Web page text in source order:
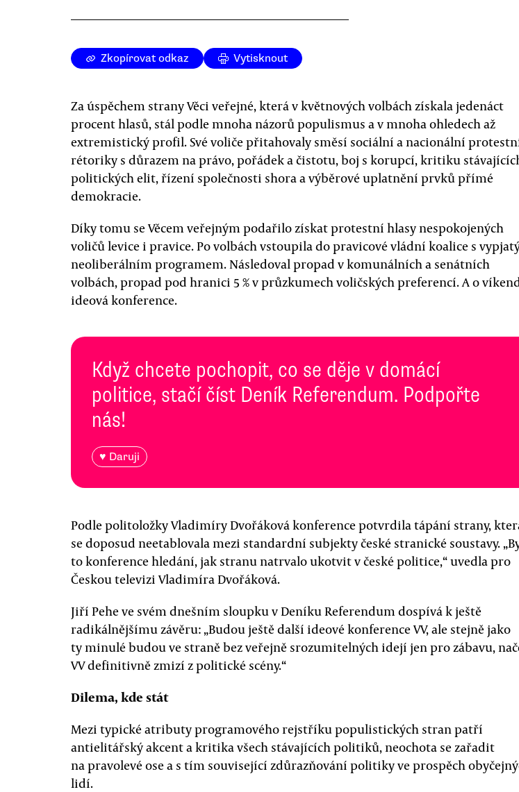
Zkopírovat odkaz Vytisknout
Za úspěchem strany Věci veřejné, která v květnových volbách získala jedenáct
procent hlasů, stál podle mnoha názorů populismus a v mnoha ohledech až
extremistický profil. Své voliče přitahovaly směsí sociální a nacionální
rétoriky s důrazem na právo, pořádek a čistotu, boj s korupcí, kritiku
politických elit, řízení společnosti shora a výběrové uplatnění prvků přímé
demokracie.
Díky tomu se Věcem veřejným podařilo získat protestní hlasy nespokojených
voličů levice i pravice. Po volbách vstoupila do pravicové vládní koalice s
neoliberálním programem. Následoval propad v komunálních a senátních
volbách, propad pod hranici 5 % v průzkumech voličských preferencí. A o
ideová konference.
Když chcete pochopit, co se děje v domácí
politice, stačí číst Deník Referendum. Podpořte
nás!
♥ Daruji
Podle politoložky Vladimíry Dvořáková konference potvrdila tápání strany,
se doposud neetablovala mezi standardní subjekty české stranické soustavy.
to konference hledání, jak stranu natrvalo ukotvit v české politice,“ uvedla pro
Českou televizi Vladimíra Dvořáková.
Jiří Pehe ve svém dnešním sloupku v Deníku Referendum dospívá k ještě
radikálnějšímu závěru: „Budou ještě další ideové konference VV, ale stejně jako
ty minulé budou ve straně bez veřejně srozumitelných idejí jen pro zábavu,
VV definitivně zmizí z politické scény.“
Dilema, kde stát
Mezi typické atributy programového rejstříku populistických stran patří
antielitářský akcent a kritika všech stávajících politiků, neochota se zařadit
na pravolevé ose a s tím související zdůrazňování politiky ve prospěch
lidí.